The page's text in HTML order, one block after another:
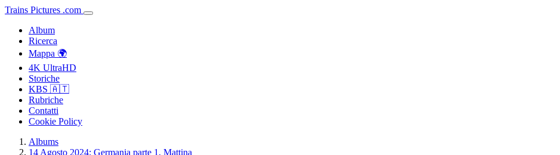
Trains Pictures .com
Album
Ricerca
Mappa 🌍
4K UltraHD
Storiche
KBS 🇦🇹
Rubriche
Contatti
Cookie Policy
Albums
14 Agosto 2024: Germania parte 1, Mattina